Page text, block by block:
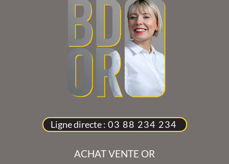
Ligne directe : 03 88 234 234
ACHAT VENTE OR